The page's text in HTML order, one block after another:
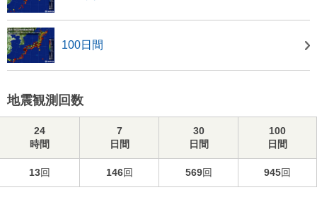
100日間
地震観測回数
24
時間
7
日間
30
日間
100
日間
13回 146回 569回 945回